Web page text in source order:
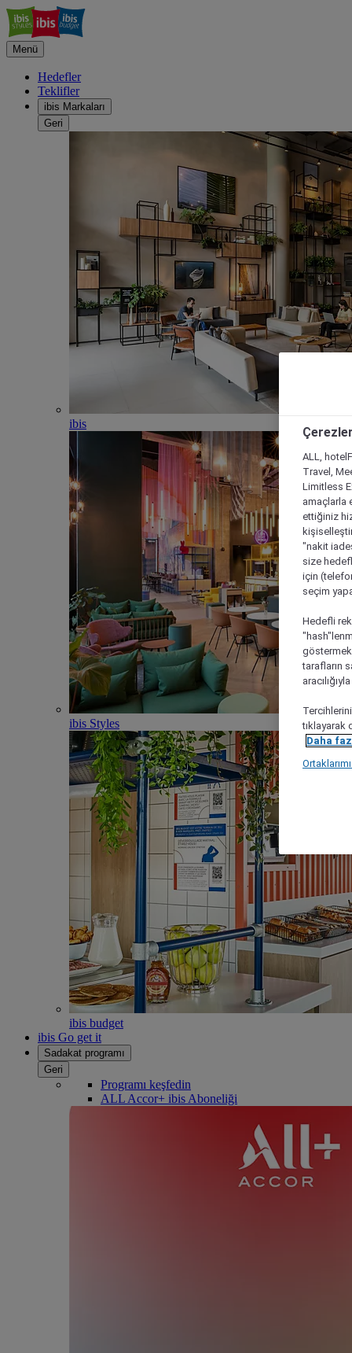
Menü
Hedefler
Teklifler
ibis Markaları
Geri
ibis
ibis Styles
ibis budget
ibis Go get it
Sadakat programı
Geri
Programı keşfedin
ALL Accor+ ibis Aboneliği
ALL,
Travel,
Limitless
amaçlarla
ettiğiniz
"nakit
size
için
seçim
Hedefli
tarafların
tıklayarak
Daha